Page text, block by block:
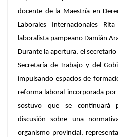
docente de la Maestría en
Laborales Internacionales
laboralista pampeano Damián
Durante la apertura, el
Secretaría de Trabajo y del
impulsando espacios de
reforma laboral incorporada por
sostuvo que se continuará
discusión sobre una
organismo provincial,